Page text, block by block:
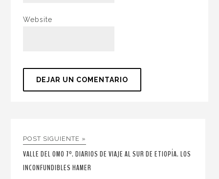
Website
POST SIGUIENTE »
VALLE DEL OMO 7º. DIARIOS DE VIAJE AL SUR DE ETIOPÍA. LOS
INCONFUNDIBLES HAMER